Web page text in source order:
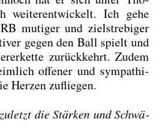
wei­ter­ent­wi­ckelt. Ich gehe
muti­ger und ziel­stre­bi­ger
gegen den Ball spielt und
zurück­kehrt. Zudem
offe­ner und sym­pa­thi­
Her­zen zuflie­gen.
die Stär­ken und Schwä­